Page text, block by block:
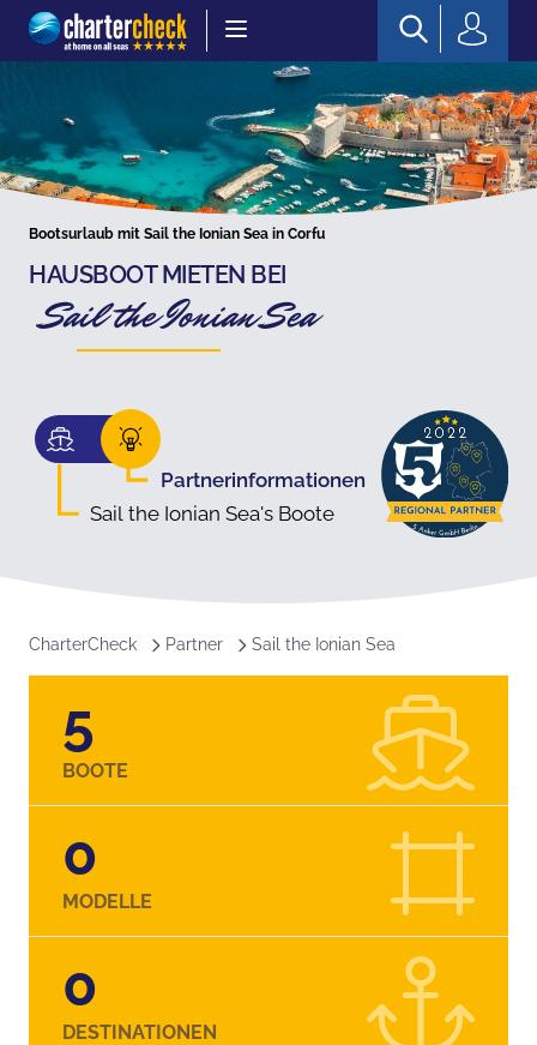
Chartercheck
Bootsurlaub mit Sail the Ionian Sea in Corfu
HAUSBOOT MIETEN BEI
Sail the Ionian Sea
Partnerinformationen
Sail the Ionian Sea's Boote
CharterCheck Partner Sail the Ionian Sea
5
BOOTE
0
MODELLE
0
DESTINATIONEN